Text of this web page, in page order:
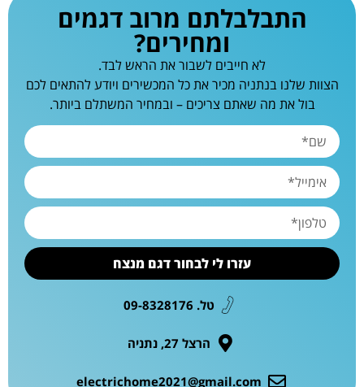
התבלבלתם מרוב דגמים
ומחירים?
לא חייבים לשבור את הראש לבד.
הצוות שלנו בנתניה מכיר את כל המכשירים ויודע להתאים לכם
בול את מה שאתם צריכים – ובמחיר המשתלם ביותר.
עזרו לי לבחור דגם מנצח
טל. 09-8328176
הרצל 27, נתניה
electrichome2021@gmail.com